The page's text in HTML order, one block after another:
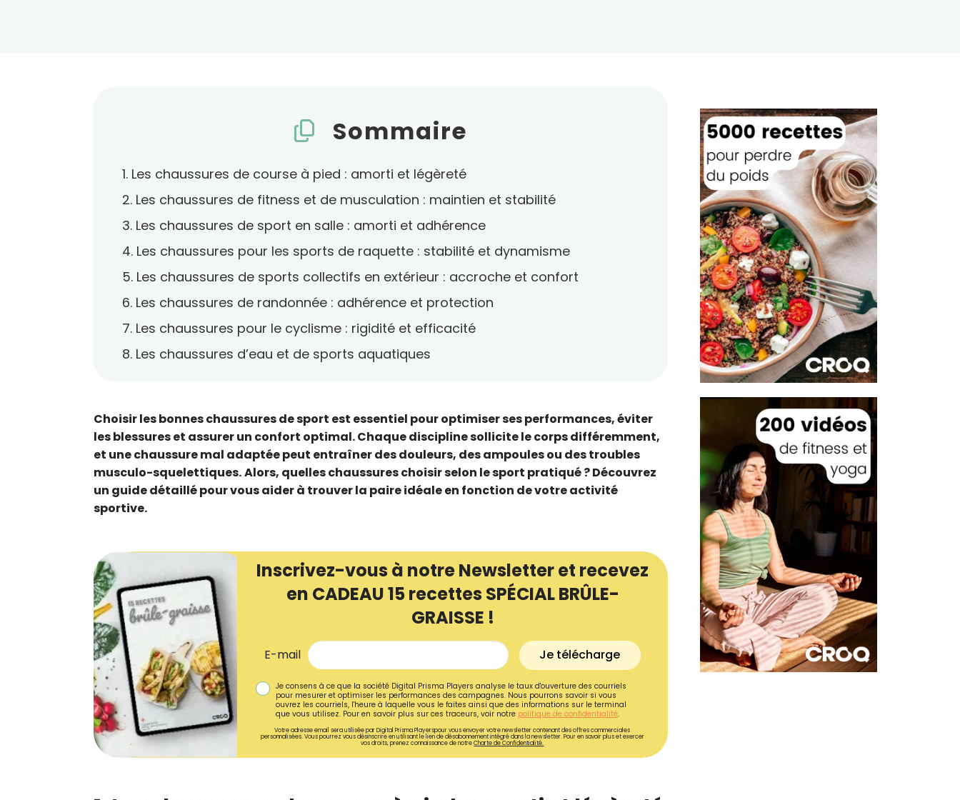
Sommaire
1. Les chaussures de course à pied : amorti et légèreté
2. Les chaussures de fitness et de musculation : maintien et stabilité
3. Les chaussures de sport en salle : amorti et adhérence
4. Les chaussures pour les sports de raquette : stabilité et dynamisme
5. Les chaussures de sports collectifs en extérieur : accroche et confort
6. Les chaussures de randonnée : adhérence et protection
7. Les chaussures pour le cyclisme : rigidité et efficacité
8. Les chaussures d’eau et de sports aquatiques
Choisir les bonnes chaussures de sport est essentiel pour optimiser ses performances, éviter
les blessures et assurer un confort optimal. Chaque discipline sollicite le corps différemment,
et une chaussure mal adaptée peut entraîner des douleurs, des ampoules ou des troubles
musculo-squelettiques.Alors, quelles chaussures choisir selon le sport pratiqué ? Découvrez
un guide détaillé pour vous aider à trouver la paire idéale en fonction de votre activité
sportive.
Inscrivez-vous à notre Newsletter et recevez
en CADEAU 15 recettes SPÉCIAL BRÛLE-
GRAISSE !
E-mail Je télécharge
Je consens à ce que la société Digital Prisma Players analyse le taux d'ouverture des courriels
pour mesurer et optimiser les performances des campagnes. Nous pourrons savoir si vous
ouvrez les courriels, l'heure à laquelle vous le faites ainsi que des informations sur le terminal
que vous utilisez. Pour en savoir plus sur ces traceurs, voir notre politique de confidentialité.
Votre adresse email sera utilisée par Digital Prisma Playerspour vous envoyer votre newsletter contenant des offres commerciales
personnalisées. Vous pourrez vous désinscrire en utilisant le lien de désabonnement intégré dans la newsletter. Pour en savoir plus et exercer
vos droits, prenez connaissance de notreCharte de Confidentialité.
Recevez gratuitement 180
recettes inédites de CROQ
!
Ainsi que la newsletter promotionnelle de